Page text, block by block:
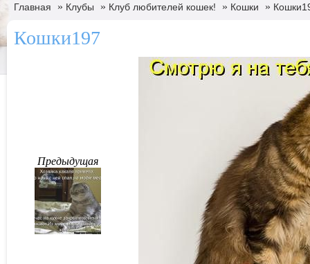
Главная » Клубы » Клуб любителей кошек! » Кошки »
Кошки197
Предыдущая